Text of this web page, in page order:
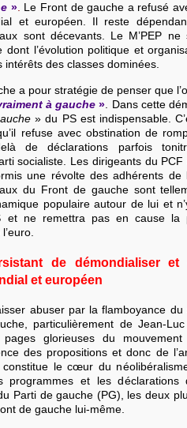
». Le Front de gauche a refusé
et européen. Il reste
sont décevants. Le M’PEP
dont l’évolution politique et
intérêts des classes dominées.
a pour stratégie de penser que
à gauche » . Dans cette
» du PS est indispensable.
refuse avec obstination de
de déclarations parfois
socialiste. Les dirigeants du
une révolte des adhérents de
du Front de gauche sont
populaire autour de lui et
et ne remettra pas en cause la
de démondialiser
et européen
abuser par la flamboyance
particulièrement de Jean-
pages glorieuses du
des propositions et donc de
le cœur du
programmes et les
Parti de gauche (PG), les deux
de gauche lui-même.